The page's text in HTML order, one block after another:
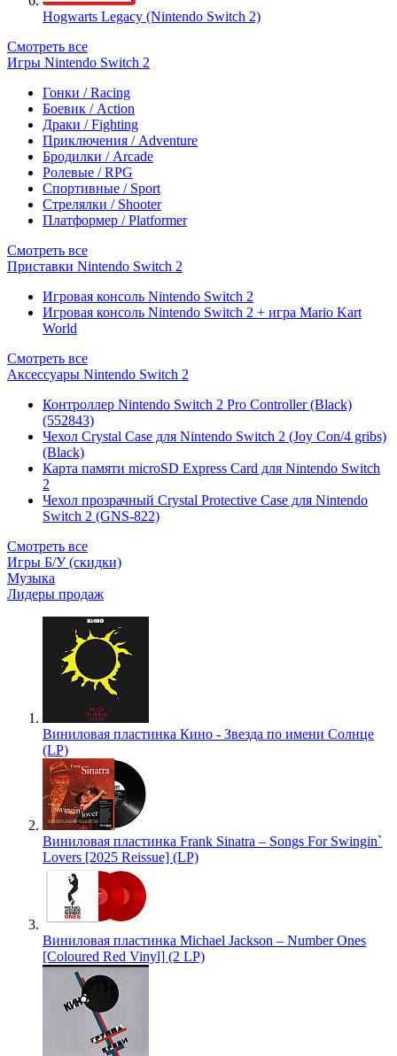
Hogwarts Legacy (Nintendo Switch 2)
Смотреть все
Игры Nintendo Switch 2
Гонки / Racing
Боевик / Action
Драки / Fighting
Приключения / Adventure
Бродилки / Arcade
Ролевые / RPG
Спортивные / Sport
Стрелялки / Shooter
Платформер / Platformer
Смотреть все
Приставки Nintendo Switch 2
Игровая консоль Nintendo Switch 2
Игровая консоль Nintendo Switch 2 + игра Mario Kart
World
Смотреть все
Аксессуары Nintendo Switch 2
Контроллер Nintendo Switch 2 Pro Controller (Black)
(552843)
Чехол Сrystal Сase для Nintendo Switch 2 (Joy Con/4 gribs)
(Black)
Карта памяти microSD Express Card для Nintendo Switch
2
Чехол прозрачный Crystal Protective Case для Nintendo
Switch 2 (GNS-822)
Смотреть все
Игры Б/У (скидки)
Музыка
Лидеры продаж
Виниловая пластинка Кино - Звезда по имени Солнце
(LP)
Виниловая пластинка Frank Sinatra – Songs For Swingin`
Lovers [2025 Reissue] (LP)
Виниловая пластинка Michael Jackson – Number Ones
[Coloured Red Vinyl] (2 LP)